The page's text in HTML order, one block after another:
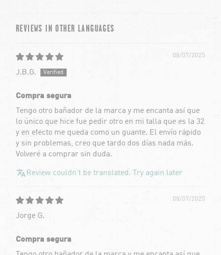
REVIEWS IN OTHER LANGUAGES
08/07/2025
J.B.G.
Compra segura
Tengo otro bañador de la marca y me encanta así que
lo único que hice fue pedir otro en mi talla que es la 32
y en efecto me queda como un guante. El envío rápido
y sin problemas, creo que tardo dos días nada más.
Volveré a comprar sin duda.
Review couldn't be translated. Try again later
08/07/2025
Jorge G.
Compra segura